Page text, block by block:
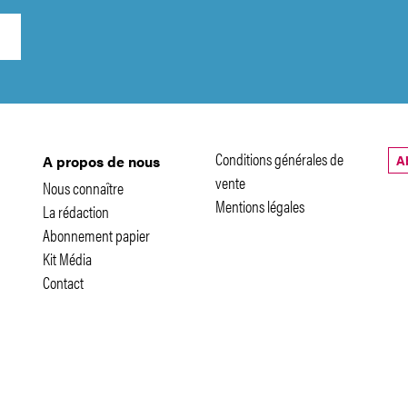
A propos de nous
Nous connaître
La rédaction
Abonnement papier
Kit Média
Contact
Conditions générales de
vente
Mentions légales